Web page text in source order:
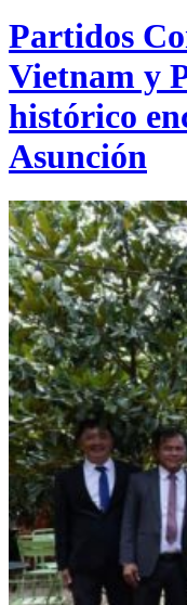
Partidos
Vietnam y
histórico
Asunción